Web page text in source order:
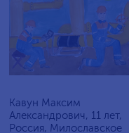
Кавун Максим
Александрович, 11 лет,
Россия, Милославское